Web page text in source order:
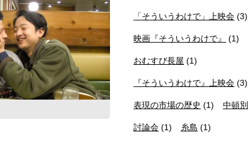
「そういうわけで」上映会 (3)
映画『そういうわけで』 (1)
おむすび長屋 (1)
『そういうわけで』上映会 (3)
表現の市場の歴史 (1) 中頓別
討論会 (1) 糸島 (1)